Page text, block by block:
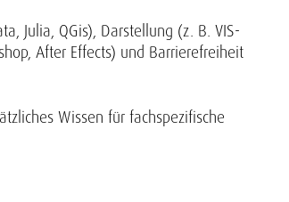
Julia, QGis), Darstellung (z. B. VIS-
After Effects) und Barrierefreiheit
Wissen für fachspezifische